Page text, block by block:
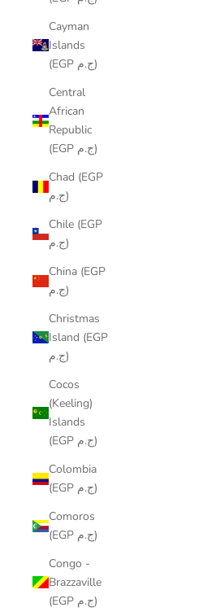
Cayman
Islands
(EGP ج.م)
Central
African
Republic
(EGP ج.م)
Chad (EGP
ج.م)
Chile (EGP
ج.م)
China (EGP
ج.م)
Christmas
Island (EGP
ج.م)
Cocos
(Keeling)
Islands
(EGP ج.م)
Colombia
(EGP ج.م)
Comoros
(EGP ج.م)
Congo -
Brazzaville
(EGP ج.م)